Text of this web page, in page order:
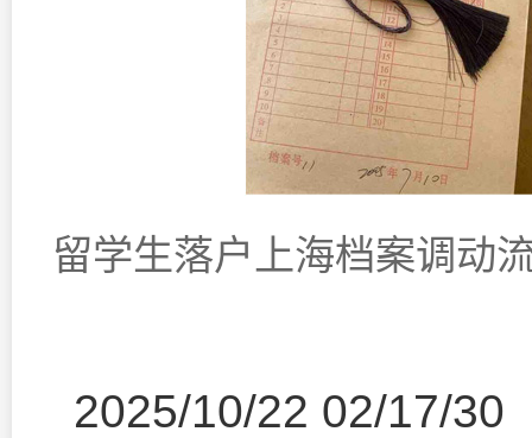
留学生落户上海档案调动
2025/10/22 02/17/30